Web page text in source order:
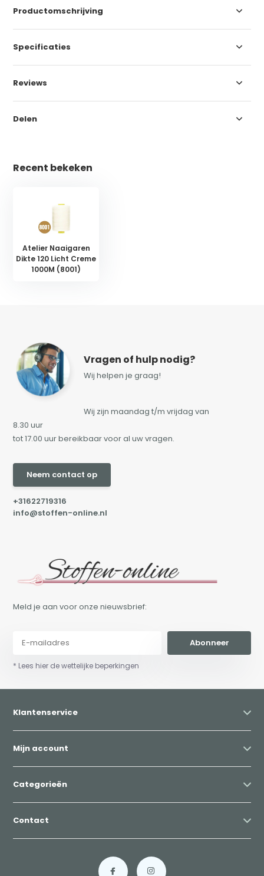
Productomschrijving
Specificaties
Reviews
Delen
Recent bekeken
Atelier Naaigaren
Dikte 120 Licht Creme
1000M (8001)
Vragen of hulp nodig?
Wij helpen je graag!
Wij zijn maandag t/m vrijdag van
8.30 uur
tot 17.00 uur bereikbaar voor al uw vragen.
Neem contact op
+31622719316
info@stoffen-online.nl
Meld je aan voor onze nieuwsbrief:
Abonneer
* Lees hier de wettelijke beperkingen
Klantenservice
Mijn account
Categorieën
Contact